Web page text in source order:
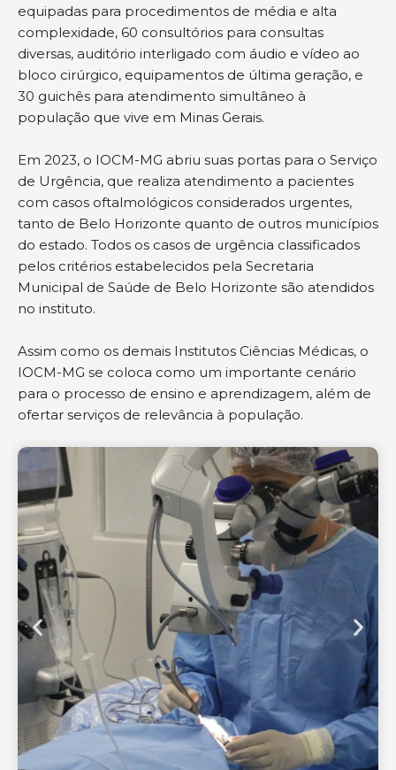
equipadas para procedimentos de média e alta
complexidade, 60 consultórios para consultas
diversas, auditório interligado com áudio e vídeo ao
bloco cirúrgico, equipamentos de última geração, e
30 guichês para atendimento simultâneo à
população que vive em Minas Gerais.
Em 2023, o IOCM-MG abriu suas portas para o Serviço
de Urgência, que realiza atendimento a pacientes
com casos oftalmológicos considerados urgentes,
tanto de Belo Horizonte quanto de outros municípios
do estado. Todos os casos de urgência classificados
pelos critérios estabelecidos pela Secretaria
Municipal de Saúde de Belo Horizonte são atendidos
no instituto.
Assim como os demais Institutos Ciências Médicas, o
IOCM-MG se coloca como um importante cenário
para o processo de ensino e aprendizagem, além de
ofertar serviços de relevância à população.